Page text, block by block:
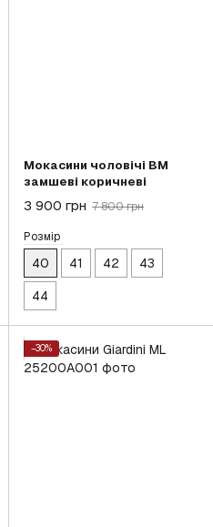
Мокасини чоловічі BM
замшеві коричневі
3 900 грн 7 800 грн
Розмір
40 41 42
43
44
−30%